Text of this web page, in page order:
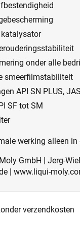
onder alle
smeerfilmstabiliteit
API SN PLUS,
SF tot SM
werking alleen
GmbH | Jerg-
| www.liqui-
verzendkosten